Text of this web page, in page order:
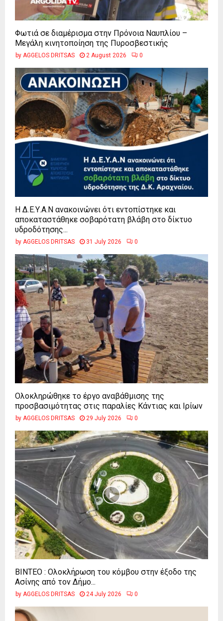
Φωτιά σε διαμέρισμα στην Πρόνοια Ναυπλίου –
Μεγάλη κινητοποίηση της Πυροσβεστικής
by AGGELOS DRITSAS 2 August 2026 0
Η Δ.Ε.Υ.Α.Ν ανακοινώνει ότι εντοπίστηκε και
αποκαταστάθηκε σοβαρότατη βλάβη στο δίκτυο
υδροδότησης...
by AGGELOS DRITSAS 31 July 2026 0
Ολοκληρώθηκε το έργο αναβάθμισης της
προσβασιμότητας στις παραλίες Κάντιας και Ιρίων
by AGGELOS DRITSAS 29 July 2026 0
ΒΙΝΤΕΟ : Ολοκλήρωση του κόμβου στην έξοδο της
Ασίνης από τον Δήμο...
by AGGELOS DRITSAS 24 July 2026 0